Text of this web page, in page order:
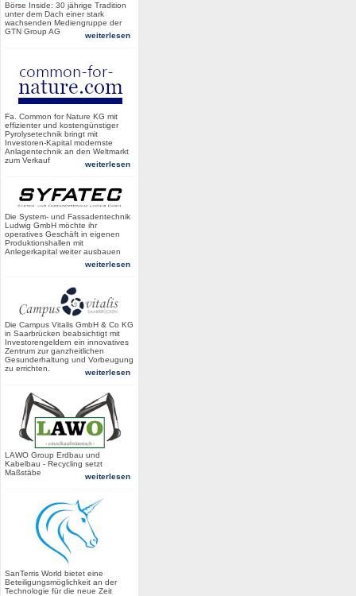
Börse Inside: 30 jährige Tradition
unter dem Dach einer stark
wachsenden Mediengruppe der
GTN Group AG
weiterlesen
Fa. Common for Nature KG mit
effizienter und kostengünstiger
Pyrolysetechnik bringt mit
Investoren-Kapital modernste
Anlagentechnik an den Weltmarkt
zum Verkauf
weiterlesen
Die System- und Fassadentechnik
Ludwig GmbH möchte ihr
operatives Geschäft in eigenen
Produktionshallen mit
Anlegerkapital weiter ausbauen
weiterlesen
Die Campus Vitalis GmbH & Co KG
in Saarbrücken beabsichtigt mit
Investorengeldern ein innovatives
Zentrum zur ganzheitlichen
Gesunderhaltung und Vorbeugung
zu errichten.
weiterlesen
LAWO Group Erdbau und
Kabelbau - Recycling setzt
Maßstäbe
weiterlesen
SanTerris World bietet eine
Beteiligungsmöglichkeit an der
Technologie für die neue Zeit